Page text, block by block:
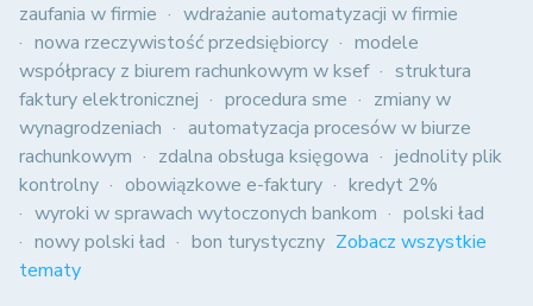
zaufania w firmie
wdrażanie automatyzacji w firmie
nowa rzeczywistość przedsiębiorcy
modele
współpracy z biurem rachunkowym w ksef
struktura
faktury elektronicznej
procedura sme
zmiany w
wynagrodzeniach
automatyzacja procesów w biurze
rachunkowym
zdalna obsługa księgowa
jednolity plik
kontrolny
obowiązkowe e-faktury
kredyt 2%
wyroki w sprawach wytoczonych bankom
polski ład
nowy polski ład
bon turystyczny Zobacz wszystkie
tematy